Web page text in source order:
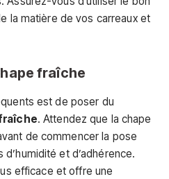
la matière de vos carreaux et
fraîche
est de poser du
. Attendez que la chape
de commencer la pose
et d’adhérence.
efficace et offre une